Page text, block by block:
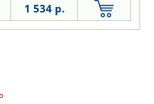
1 534 р.